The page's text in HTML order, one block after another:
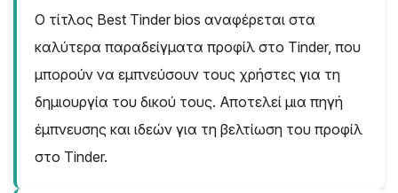
Ο τίτλος Best Tinder bios αναφέρεται στα
καλύτερα παραδείγματα προφίλ στο Tinder, που
μπορούν να εμπνεύσουν τους χρήστες για τη
δημιουργία του δικού τους. Αποτελεί μια πηγή
έμπνευσης και ιδεών για τη βελτίωση του προφίλ
στο Tinder.